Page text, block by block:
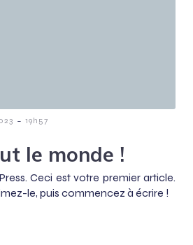
- 19h57
le monde !
Ceci est votre premier article.
le, puis commencez à écrire !